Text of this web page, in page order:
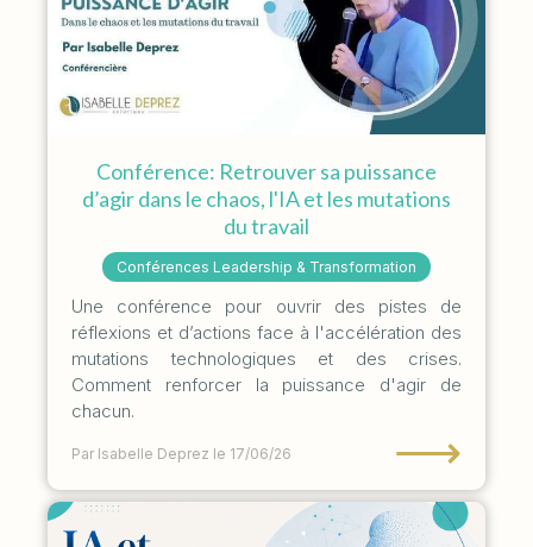
Conférence: Retrouver sa puissance
d’agir dans le chaos, l'IA et les mutations
du travail
Conférences Leadership & Transformation
Une conférence pour ouvrir des pistes de
réflexions et d’actions face à l'accélération des
mutations technologiques et des crises.
Comment renforcer la puissance d'agir de
chacun.
Par Isabelle Deprez le 17/06/26 ⟶